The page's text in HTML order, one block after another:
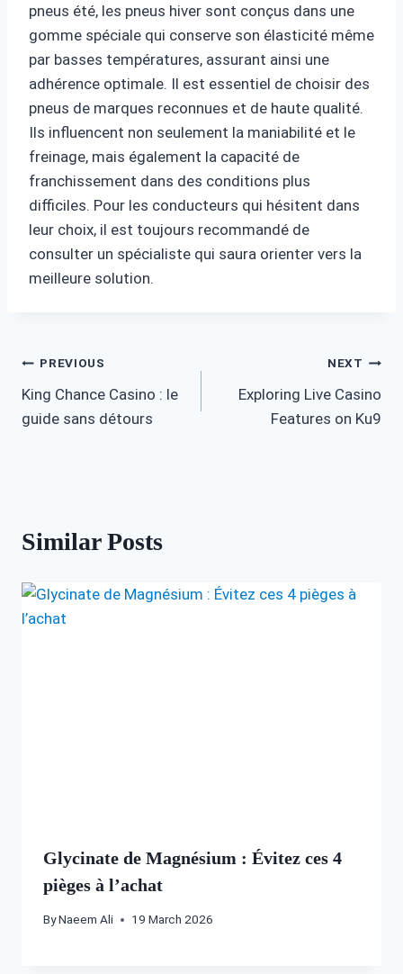
pneus été, les pneus hiver sont conçus dans une
gomme spéciale qui conserve son élasticité même
par basses températures, assurant ainsi une
adhérence optimale. Il est essentiel de choisir des
pneus de marques reconnues et de haute qualité.
Ils influencent non seulement la maniabilité et le
freinage, mais également la capacité de
franchissement dans des conditions plus
difficiles. Pour les conducteurs qui hésitent dans
leur choix, il est toujours recommandé de
consulter un spécialiste qui saura orienter vers la
meilleure solution.
Post
navigation
PREVIOUS
King Chance Casino : le
guide sans détours
NEXT
Exploring Live Casino
Features on Ku9
Similar Posts
Glycinate de Magnésium : Évitez ces 4
pièges à l’achat
ByNaeem Ali 19 March 2026